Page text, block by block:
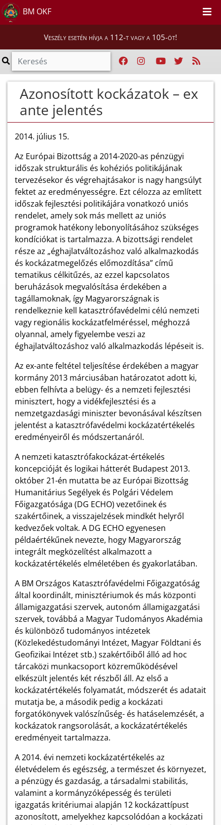
BM OKF
Veszély esetén hívja a 112-t vagy a 105-öt!
Azonosított kockázatok – ex
ante jelentés
2014. július 15.
Az Európai Bizottság a 2014-2020-as pénzügyi
időszak strukturális és kohéziós politikájának
tervezésekor és végrehajtásakor is nagy hangsúlyt
fektet az eredményességre. Ezt célozza az említett
időszak fejlesztési politikájára vonatkozó uniós
rendelet, amely sok más mellett az uniós
programok hatékony lebonyolításához szükséges
kondíciókat is tartalmazza. A bizottsági rendelet
része az „éghajlatváltozáshoz való alkalmazkodás
és kockázatmegelőzés előmozdítása” című
tematikus célkitűzés, az ezzel kapcsolatos
beruházások megvalósítása érdekében a
tagállamoknak, így Magyarországnak is
rendelkeznie kell katasztrófavédelmi célú nemzeti
vagy regionális kockázatfelméréssel, méghozzá
olyannal, amely figyelembe veszi az
éghajlatváltozáshoz való alkalmazkodás lépéseit is.
Az ex-ante feltétel teljesítése érdekében a magyar
kormány 2013 márciusában határozatot adott ki,
ebben felhívta a belügy- és a nemzeti fejlesztési
minisztert, hogy a vidékfejlesztési és a
nemzetgazdasági miniszter bevonásával készítsen
jelentést a katasztrófavédelmi kockázatértékelés
eredményeiről és módszertanáról.
A nemzeti katasztrófakockázat-értékelés
koncepcióját és logikai hátterét Budapest 2013.
október 21-én mutatta be az Európai Bizottság
Humanitárius Segélyek és Polgári Védelem
Főigazgatósága (DG ECHO) vezetőinek és
szakértőinek, a visszajelzések mindkét helyről
kedvezőek voltak. A DG ECHO egyenesen
példaértékűnek nevezte, hogy Magyarország
integrált megközelítést alkalmazott a
kockázatértékelés elméletében és gyakorlatában.
A BM Országos Katasztrófavédelmi Főigazgatóság
által koordinált, minisztériumok és más központi
államigazgatási szervek, autonóm államigazgatási
szervek, továbbá a Magyar Tudományos Akadémia
és különböző tudományos intézetek
(Közlekedéstudományi Intézet, Magyar Földtani és
Geofizikai Intézet stb.) szakértőiből álló ad hoc
tárcaközi munkacsoport közreműködésével
elkészült jelentés két részből áll. Az első a
kockázatértékelés folyamatát, módszerét és adatait
mutatja be, a második pedig a kockázati
forgatókönyvek valószínűség- és hatáselemzését, a
kockázatok rangsorolását, a kockázatértékelés
eredményeit tartalmazza.
A 2014. évi nemzeti kockázatértékelés az
életvédelem és egészség, a természet és környezet,
a pénzügy és gazdaság, a társadalmi stabilitás,
valamint a kormányzóképesség és területi
igazgatás kritériumai alapján 12 kockázattípust
azonosított, amelyekhez kapcsolódóan a kockázati